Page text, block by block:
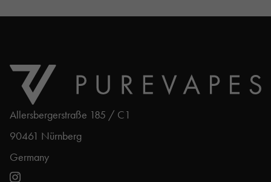
Allersbergerstraße 185 / C1
90461 Nürnberg
Germany